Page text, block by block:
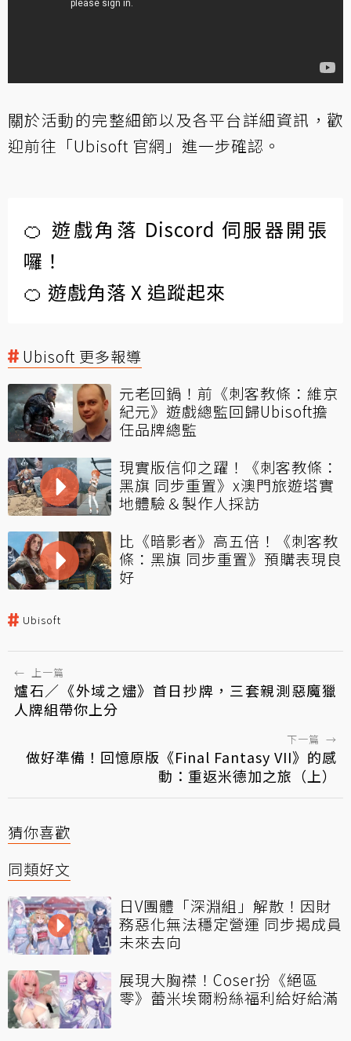
關於活動的完整細節以及各平台詳細資訊，歡
迎前往「Ubisoft 官網 」進一步確認。
🍊 遊戲角落 Discord 伺服器開張
囉！
🍊 遊戲角落 X 追蹤起來
Ubisoft 更多報導
元老回鍋！前《刺客教條：維京
紀元》遊戲總監回歸Ubisoft擔
任品牌總監
現實版信仰之躍！《刺客教條：
黑旗 同步重置》x澳門旅遊塔實
地體驗＆製作人採訪
比《暗影者》高五倍！《刺客教
條：黑旗 同步重置》預購表現良
好
Ubisoft
← 上一篇
爐石／《外域之燼》首日抄牌，三套親測惡魔獵
人牌組帶你上分
下一篇 →
做好準備！回憶原版《Final Fantasy VII》的感
動：重返米德加之旅（上）
猜你喜歡
同類好文
日V團體「深淵組」解散！因財
務惡化無法穩定營運 同步揭成員
未來去向
展現大胸襟！Coser扮《絕區
零》蕾米埃爾粉絲福利給好給滿